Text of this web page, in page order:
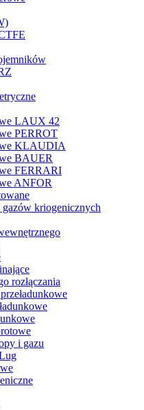
LAUX 42
PERROT
KLAUDIA
BAUER
FERRARI
ANFOR
kriogenicznych
rozłączania
i gazu